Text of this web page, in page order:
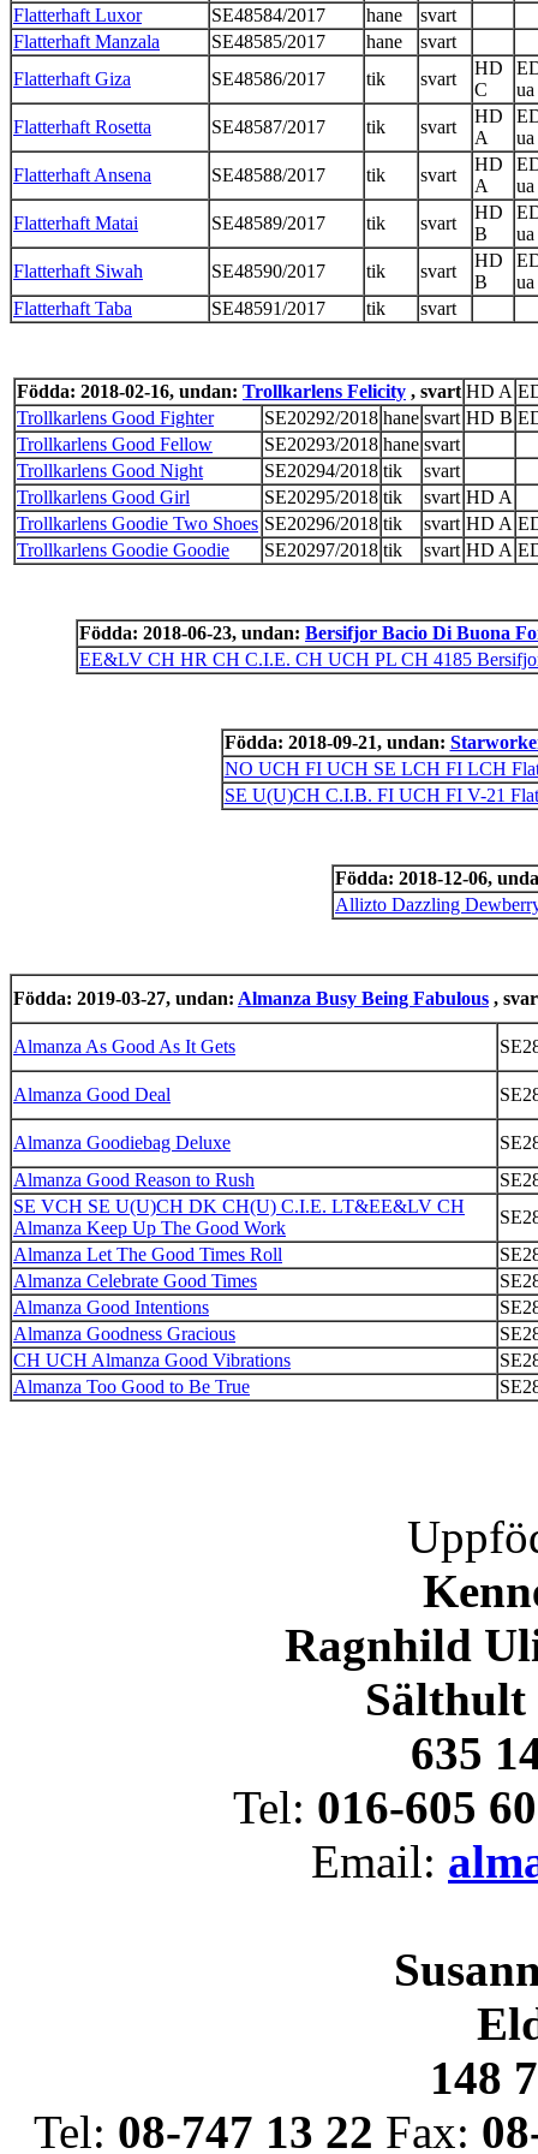
Flatterhaft Luxor
SE48584/2017 hane
svart
Flatterhaft Manzala
SE48585/2017 hane
svart
Flatterhaft Giza
SE48586/2017 tik svart
HD
C
ua
Flatterhaft Rosetta
SE48587/2017 tik svart
HD
A
ua
Flatterhaft Ansena
SE48588/2017 tik svart
HD
A
ua
Flatterhaft Matai
SE48589/2017 tik svart
HD
B
ua
Flatterhaft Siwah
SE48590/2017 tik svart
HD
B
ua
Flatterhaft Taba
SE48591/2017 tik svart
Födda: 2018-02-16, undan: Trollkarlens Felicity , svart HD A
Trollkarlens Good Fighter
SE20292/2018 hane svart HD B
Trollkarlens Good Fellow
SE20293/2018 hane svart
Trollkarlens Good Night
SE20294/2018 tik
svart
Trollkarlens Good Girl
SE20295/2018 tik svart HD A
Trollkarlens Goodie Two Shoes SE20296/2018 tik svart HD A
Trollkarlens Goodie Goodie
SE20297/2018 tik svart HD A
Födda: 2018-06-23, undan: Bersifjor Bacio Di Buona
EE&LV CH HR CH C.I.E. CH UCH PL CH 4185
Födda: 2018-09-21, undan:
NO UCH FI UCH SE LCH FI LCH Flat
SE U(U)CH C.I.B. FI UCH FI V-21
Födda: 2018-12-06,
Allizto Dazzling
Födda: 2019-03-27, undan: Almanza Busy Being Fabulous ,
Almanza As Good As It Gets
Almanza Good Deal
Almanza Goodiebag Deluxe
Almanza Good Reason to Rush
SE VCH SE U(U)CH DK CH(U) C.I.E. LT&EE&LV CH
Almanza Keep Up The Good Work
Almanza Let The Good Times Roll
Almanza Celebrate Good Times
Almanza Good Intentions
Almanza Goodness Gracious
CH UCH Almanza Good Vibrations
Almanza Too Good to Be True
Ragnhild
Sälthult
635
Tel: 016-605 60
Email:
148
Tel: 08-747 13 22 Fax: